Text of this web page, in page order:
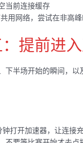
当前连接缓存
用网络，尝试在非高
提前进
下半场开始的瞬间，
钟打开加速器，让连接